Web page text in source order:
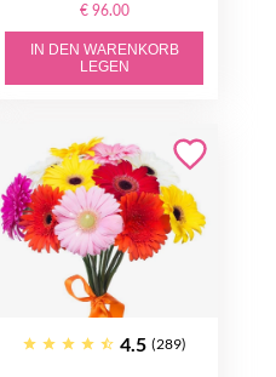
€ 96.00
IN DEN WARENKORB
LEGEN
4.5 (289)